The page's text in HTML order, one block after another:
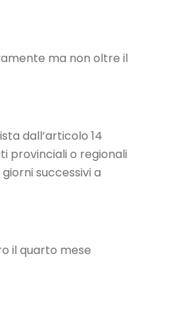
ma non oltre il
dall’articolo 14
provinciali o regionali
successivi a
il quarto mese